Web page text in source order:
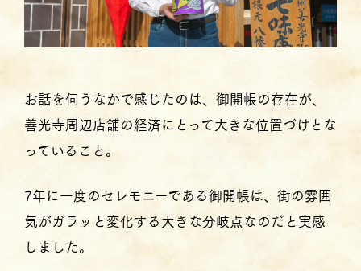
お話を伺うなかで感じたのは、御開帳の存在が、
善光寺周辺店舗の経済にとって大きな位置づけとな
っていること。
7年に一度のセレモニーである御開帳は、街の雰囲
気がガラッと変化する大きな分岐点なのだと実感
しました。